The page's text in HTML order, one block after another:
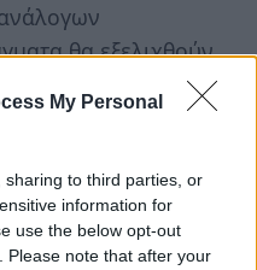
My Personal
to third parties, or
information for
use the below opt-out
Please note that after your
θα εξελιχθούν
Και βέβαια, όταν
ανάλογων
, οι
κάτω από το